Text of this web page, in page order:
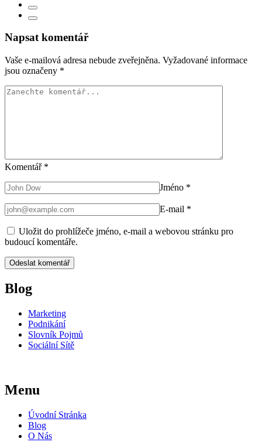
Napsat komentář
Vaše e-mailová adresa nebude zveřejněna. Vyžadované informace
jsou označeny *
Komentář *
Jméno *
E-mail *
Uložit do prohlížeče jméno, e-mail a webovou stránku pro
budoucí komentáře.
Blog
Marketing
Podnikání
Slovník Pojmů
Sociální Sítě
Menu
Úvodní Stránka
Blog
O Nás